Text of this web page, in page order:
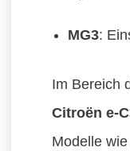
MG3:
Im Bereich
Citroën e-
Modelle